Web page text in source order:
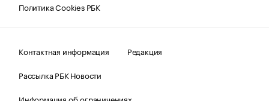
Политика Cookies РБК
Контактная информация
Редакция
Рассылка РБК Новости